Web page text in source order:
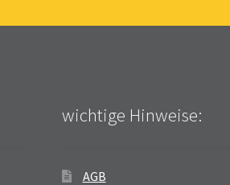
wichtige Hinweise:
AGB